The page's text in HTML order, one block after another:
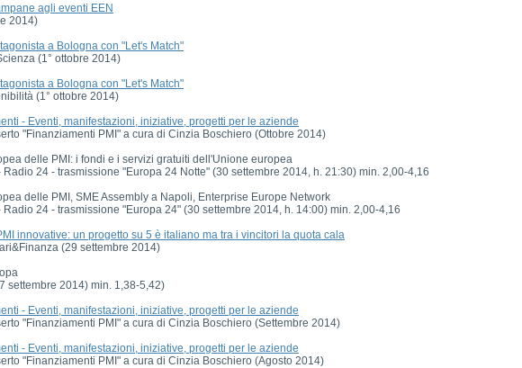
agli eventi EEN
2014)
a Bologna con "Let's Match"
(1° ottobre 2014)
a Bologna con "Let's Match"
(1° ottobre 2014)
- Eventi, manifestazioni, iniziative, progetti per le aziende
"Finanziamenti PMI" a cura di Cinzia Boschiero (Ottobre 2014)
delle PMI: i fondi e i servizi gratuiti dell'Unione europea
Radio 24 - trasmissione "Europa 24 Notte" (30 settembre 2014, h. 21:30) min. 2,00-4,16
delle PMI, SME Assembly a Napoli, Enterprise Europe Network
Radio 24 - trasmissione "Europa 24" (30 settembre 2014, h. 14:00) min. 2,00-4,16
innovative: un progetto su 5 è italiano ma tra i vincitori la quota cala
(29 settembre 2014)
settembre 2014) min. 1,38-5,42)
- Eventi, manifestazioni, iniziative, progetti per le aziende
"Finanziamenti PMI" a cura di Cinzia Boschiero (Settembre 2014)
- Eventi, manifestazioni, iniziative, progetti per le aziende
"Finanziamenti PMI" a cura di Cinzia Boschiero (Agosto 2014)